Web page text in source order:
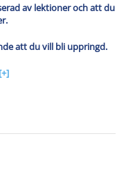
av lektioner och att du
att du vill bli uppringd.